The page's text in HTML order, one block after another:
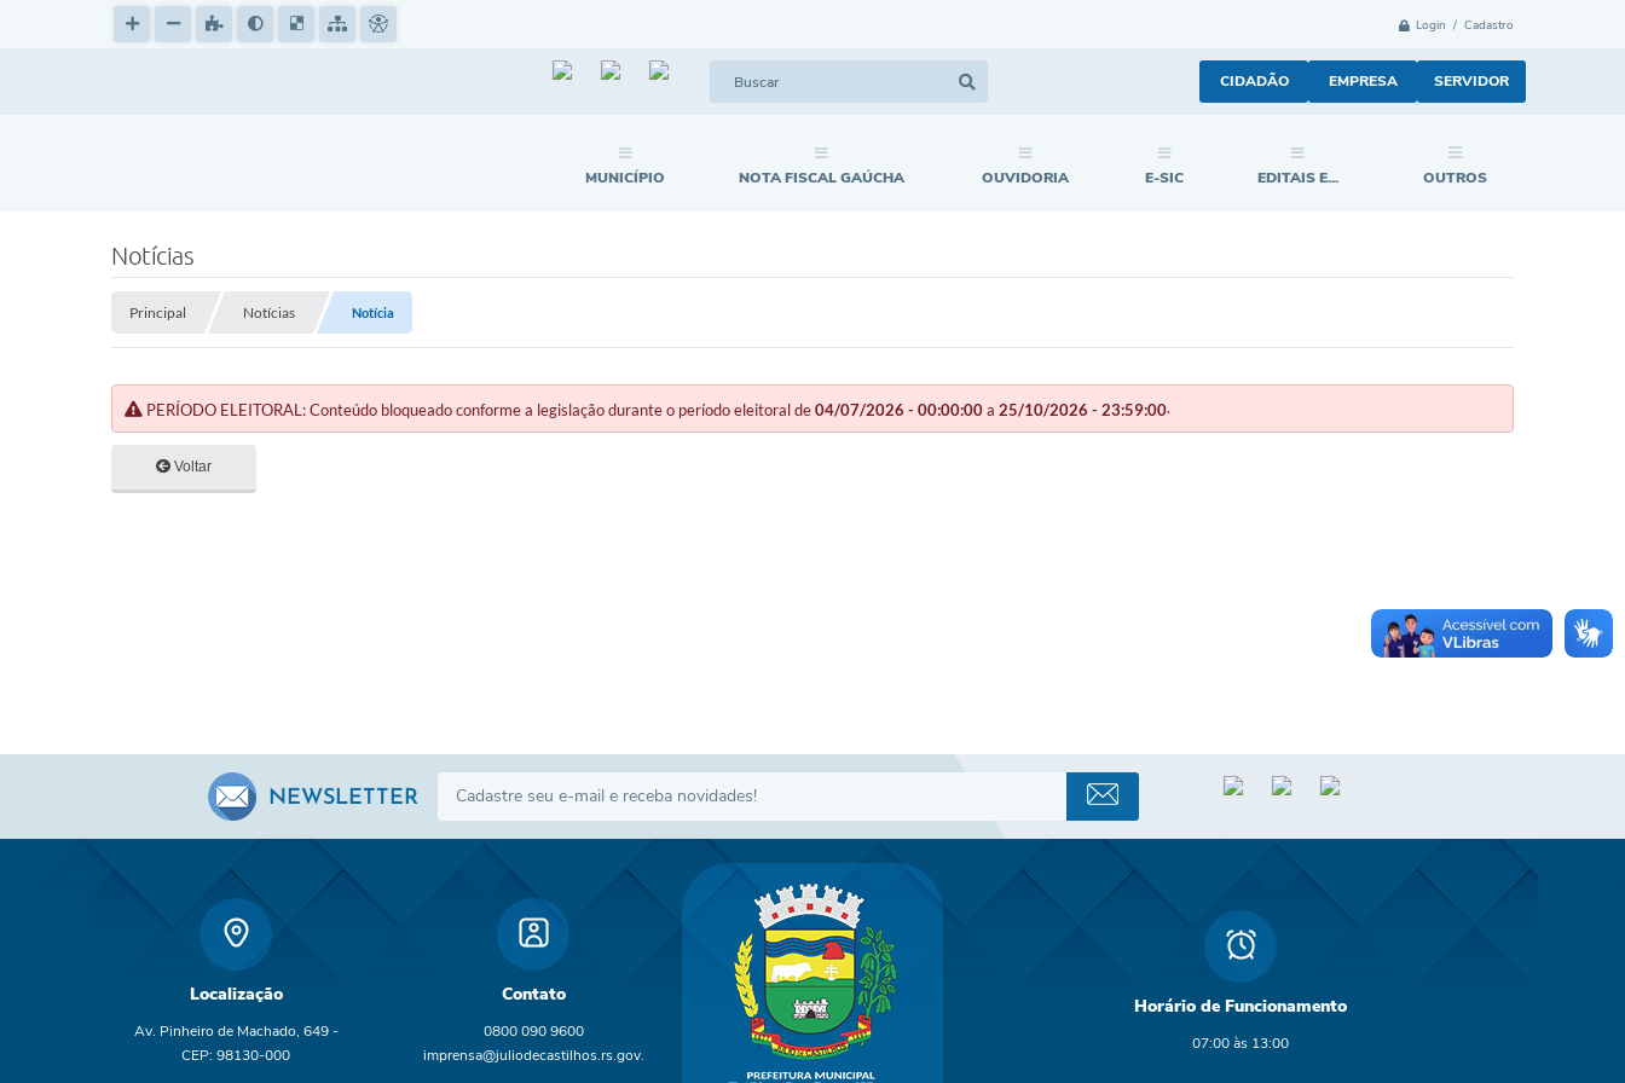
Login / Cadastro
CIDADÃO EMPRESA SERVIDOR
MUNICÍPIO NOTA FISCAL GAÚCHA OUVIDORIA E-SIC EDITAIS E... OUTROS
Notícias
Principal Notícias Notícia
PERÍODO ELEITORAL: Conteúdo bloqueado conforme a legislação durante o período eleitoral de04/07/2026 - 00:00:00a 25/10/2026 - 23:59:00.
Voltar
NEWSLETTER
Localização
Av. Pinheiro de Machado, 649 -
CEP: 98130-000
Contato
0800 090 9600
imprensa@juliodecastilhos.rs.gov.
Horário de Funcionamento
07:00 às 13:00